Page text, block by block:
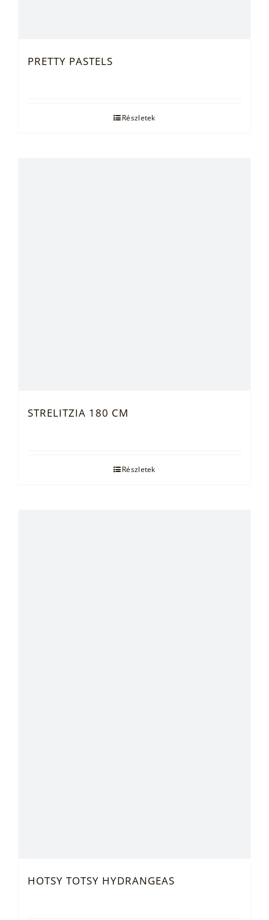
PRETTY PASTELS
Részletek
STRELITZIA 180 CM
Részletek
HOTSY TOTSY HYDRANGEAS